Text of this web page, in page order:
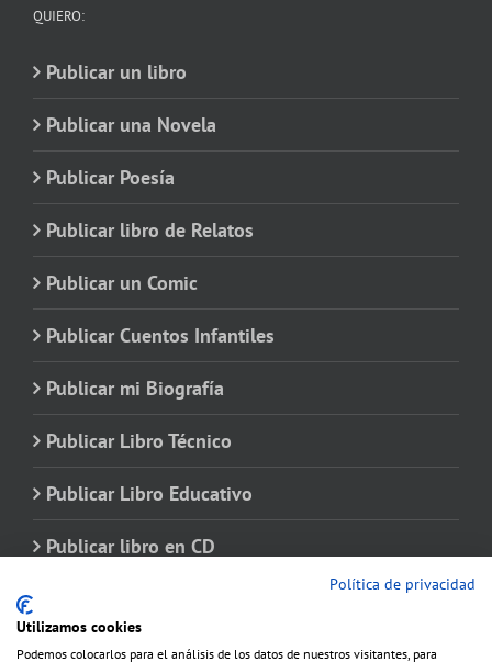
QUIERO:
Publicar un libro
Publicar una Novela
Publicar Poesía
Publicar libro de Relatos
Publicar un Comic
Publicar Cuentos Infantiles
Publicar mi Biografía
Publicar Libro Técnico
Publicar Libro Educativo
Publicar libro en CD
Política de privacidad
Utilizamos cookies
Podemos colocarlos para el análisis de los datos de nuestros visitantes, para